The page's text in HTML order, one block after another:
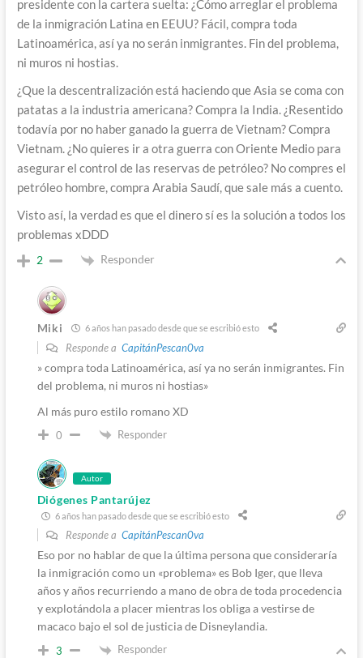
presidente con la cartera suelta: ¿Cómo arreglar el problema
de la inmigración Latina en EEUU? Fácil, compra toda
Latinoamérica, así ya no serán inmigrantes. Fin del problema,
ni muros ni hostias.
¿Que la descentralización está haciendo que Asia se coma con
patatas a la industria americana? Compra la India. ¿Resentido
todavía por no haber ganado la guerra de Vietnam? Compra
Vietnam. ¿No quieres ir a otra guerra con Oriente Medio para
asegurar el control de las reservas de petróleo? No compres el
petróleo hombre, compra Arabia Saudí, que sale más a cuento.
Visto así, la verdad es que el dinero sí es la solución a todos los
problemas xDDD
2 Responder
Miki 6 años han pasado desde que se escribió esto
Responde a CapitánPescan0va
» compra toda Latinoamérica, así ya no serán inmigrantes. Fin
del problema, ni muros ni hostias»
Al más puro estilo romano XD
0 Responder
Autor
Diógenes Pantarújez
6 años han pasado desde que se escribió esto
Responde a CapitánPescan0va
Eso por no hablar de que la última persona que consideraría
la inmigración como un «problema» es Bob Iger, que lleva
años y años recurriendo a mano de obra de toda procedencia
y explotándola a placer mientras los obliga a vestirse de
macaco bajo el sol de justicia de Disneylandia.
3 Responder